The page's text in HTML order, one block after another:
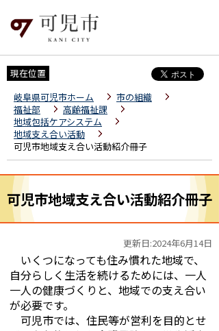
現在位置
岐阜県可児市ホーム
市の組織
福祉部
高齢福祉課
地域包括ケアシステム
地域支え合い活動
可児市地域支え合い活動紹介冊子
可児市地域支え合い活動紹介冊子
更新日:2024年6月14日
いくつになっても住み慣れた地域で、
自分らしく生活を続けるためには、一人
一人の健康づくりと、地域での支え合い
が必要です。
可児市では、住民等が営利を目的とせ